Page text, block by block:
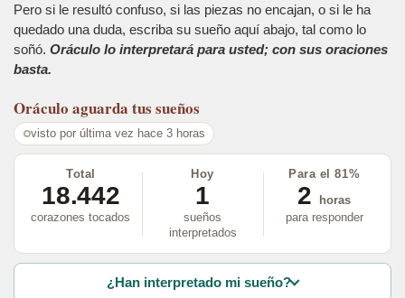
Pero si le resultó confuso, si las piezas no encajan, o si le ha
quedado una duda, escriba su sueño aquí abajo, tal como lo
soñó. Oráculo lo interpretará para usted; con sus oraciones
basta.
Oráculo aguarda tus sueños
visto por última vez hace 3 horas
Total
18.442
corazones tocados
Hoy
1
sueños
interpretados
Para el 81%
2
horas
para responder
¿Han interpretado mi sueño?